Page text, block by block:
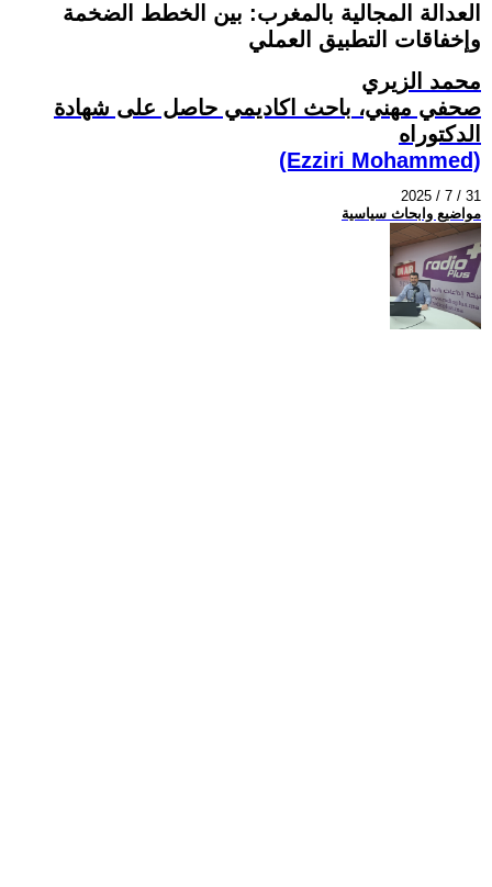
العدالة المجالية بالمغرب: بين الخطط الضخمة
وإخفاقات التطبيق العملي
محمد الزيري
صحفي مهني، باحث اكاديمي حاصل على شهادة
الدكتوراه
(Ezziri Mohammed)
2025 / 7 / 31
مواضيع وابحاث سياسية